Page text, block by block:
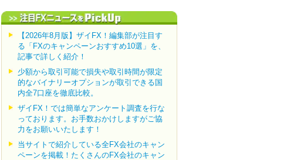
【2026年8月版】ザイFX！編集部が注目す
る「FXのキャンペーンおすすめ10選」を、
記事で詳しく紹介！
少額から取引可能で損失や取引時間が限定
的なバイナリーオプションが取引できる国
内全7口座を徹底比較。
ザイFX！では簡単なアンケート調査を行な
っております。お手数おかけしますがご協
力をお願いいたします！
当サイトで紹介している全FX会社のキャン
ペーンを掲載！たくさんのFX会社のキャン